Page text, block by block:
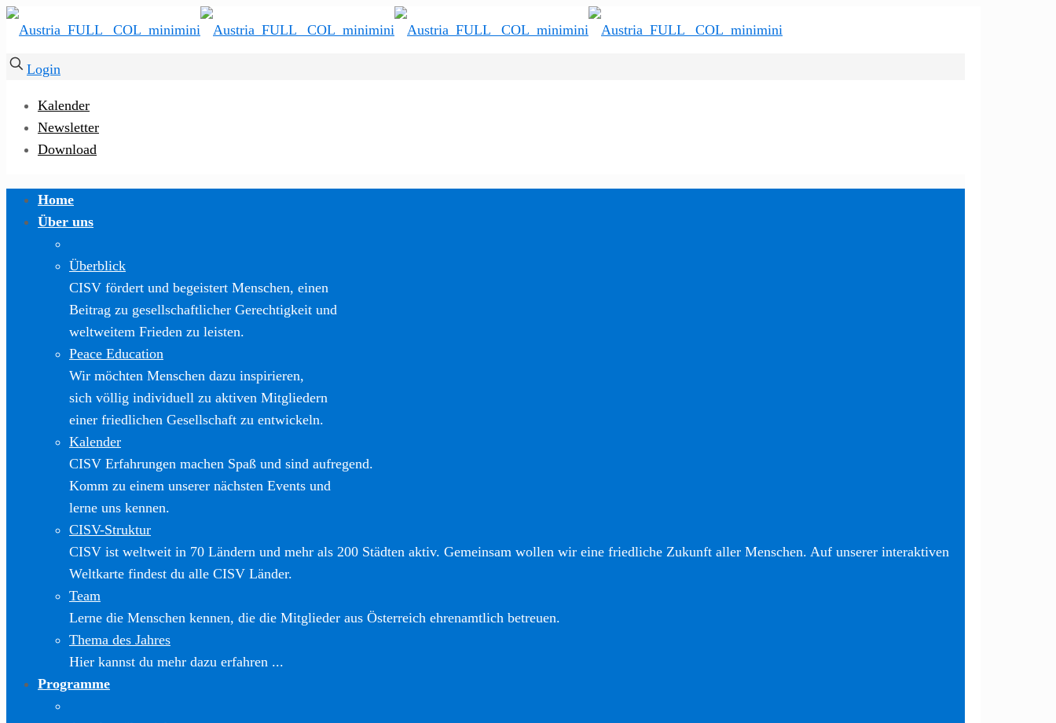
Login
Kalender
Newsletter
Download
Home
Über uns
Überblick
CISV fördert und begeistert Menschen, einen
Beitrag zu gesellschaftlicher Gerechtigkeit und
weltweitem Frieden zu leisten.
Peace Education
Wir möchten Menschen dazu inspirieren,
sich völlig individuell zu aktiven Mitgliedern
einer friedlichen Gesellschaft zu entwickeln.
Kalender
CISV Erfahrungen machen Spaß und sind aufregend.
Komm zu einem unserer nächsten Events und
lerne uns kennen.
CISV-Struktur
CISV ist weltweit in 70 Ländern und mehr als 200 Städten aktiv. Gemeinsam wollen wir eine friedliche Zukunft aller Menschen. Auf unserer interaktiven
Weltkarte findest du alle CISV Länder.
Team
Lerne die Menschen kennen, die die Mitglieder aus Österreich ehrenamtlich betreuen.
Thema des Jahres
Hier kannst du mehr dazu erfahren ...
Programme